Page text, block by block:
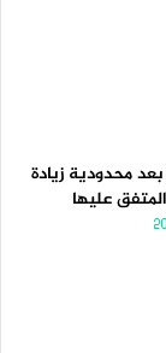
محدودية زيادة
عليها